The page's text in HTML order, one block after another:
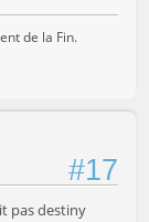
de la Fin.
#17
pas destiny